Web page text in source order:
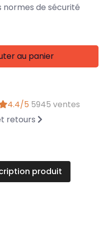
normes de sécurité
au panier
4.4/5 5945 ventes
retours
produit